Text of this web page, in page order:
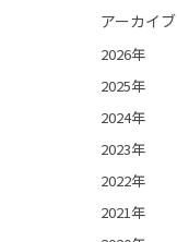
アーカイブ
2026年
2025年
2024年
2023年
2022年
2021年